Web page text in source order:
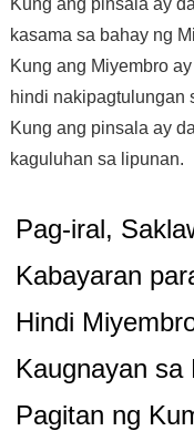
Kung ang pinsala ay
kasama sa bahay ng
Kung ang Miyembro
hindi nakipagtulungan
Kung ang pinsala ay
kaguluhan sa lipunan.
Pag-iral,
Kabayaran
Hindi
Kaugnayan sa
Pagitan ng